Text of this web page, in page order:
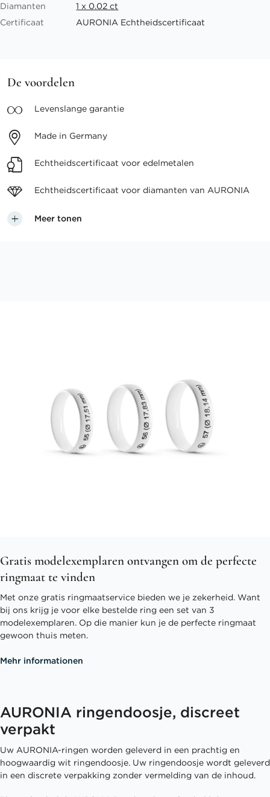
Diamanten
1 x 0.02 ct
Certificaat
AURONIA Echtheidscertificaat
De voordelen
Levenslange garantie
Made in Germany
Echtheidscertificaat voor edelmetalen
Echtheidscertificaat voor diamanten van AURONIA
Meer tonen
Gratis modelexemplaren ontvangen om de perfecte
ringmaat te vinden
Met onze gratis ringmaatservice bieden we je zekerheid. Want
bij ons krijg je voor elke bestelde ring een set van 3
modelexemplaren. Op die manier kun je de perfecte ringmaat
gewoon thuis meten.
Mehr informationen
AURONIA ringendoosje, discreet
verpakt
Uw AURONIA-ringen worden geleverd in een prachtig en
hoogwaardig wit ringendoosje. Uw ringendoosje wordt geleverd
in een discrete verpakking zonder vermelding van de inhoud.